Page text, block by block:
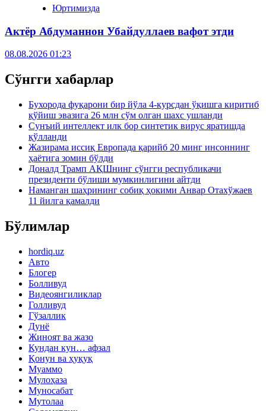
Юртимизда
Актёр Абду­маннон Убайдуллаев вафот этди
08.08.2026 01:23
Сўнгги хабарлар
Бухорода фуқарони бир йўла 4-курсдан ўқишга киритиб
қўйиш эвазига 26 млн сўм олган шахс ушланди
Сунъий интеллект илк бор синтетик вирус яратишда
қўлланди
Жазирама иссиқ Европада қарийб 20 минг инсоннинг
ҳаётига зомин бўлди
Доналд Трамп АҚШнинг сўнгги республикачи
президенти бўлиши мумкинлигини айтди
Наманган шаҳрининг собиқ ҳокими Анвар Отахўжаев
11 йилга қамалди
Бўлимлар
hordiq.uz
Авто
Блогер
Болливуд
Видеоянгиликлар
Голливуд
Гўзаллик
Дунё
Жиноят ва жазо
Кундан кун… афзал
Қонун ва ҳуқуқ
Муаммо
Мулоҳаза
Муносабат
Мутолаа